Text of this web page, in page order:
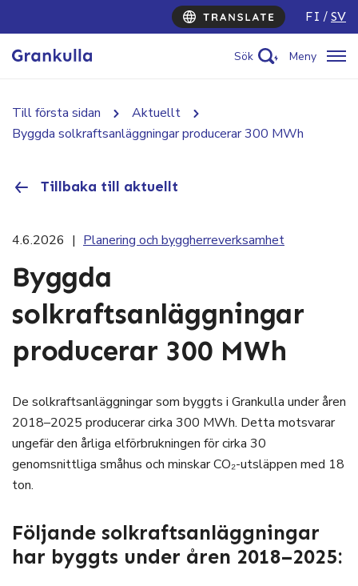
FI SV
Sök Meny
Till första sidan
Aktuellt
Byggda solkraftsanläggningar producerar 300 MWh
Tillbaka till aktuellt
4.6.2026 | Planering och byggherreverksamhet
Byggda
solkraftsanläggningar
producerar 300 MWh
De solkraftsanläggningar som byggts i Grankulla under åren
2018–2025 producerar cirka 300 MWh. Detta motsvarar
ungefär den årliga elförbrukningen för cirka 30
genomsnittliga småhus och minskar CO₂-utsläppen med 18
ton.
Följande solkraftsanläggningar
har byggts under åren 2018–2025: